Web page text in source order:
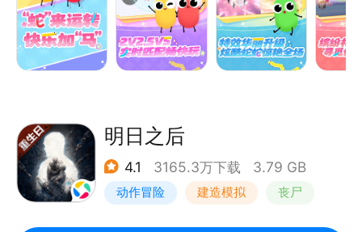
就会变长。
2.小心！蛇头碰到其他贪吃蛇就会死亡，并且产生大量
小圆点。
4.无尽模式or限时模式or团战模式，和小伙伴们比比谁
更长吧！
游戏特色
明日之后
4.1 3165.3万下载 3.79 GB
动作冒险 建造模拟 丧尸
明日之后